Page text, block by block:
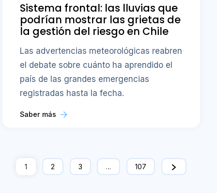
Sistema frontal: las lluvias que
podrían mostrar las grietas de
la gestión del riesgo en Chile
Las advertencias meteorológicas reabren
el debate sobre cuánto ha aprendido el
país de las grandes emergencias
registradas hasta la fecha.
Saber más
1 2 3 … 107